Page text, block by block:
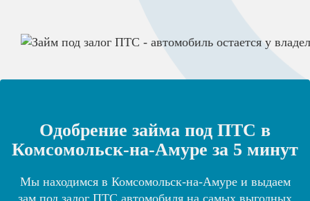
Одобрение займа под ПТС в
Комсомольск-на-Амуре за 5 минут
Мы находимся в Комсомольск-на-Амуре и выдаем
зам под залог ПТС автомобиля на самых выгодных